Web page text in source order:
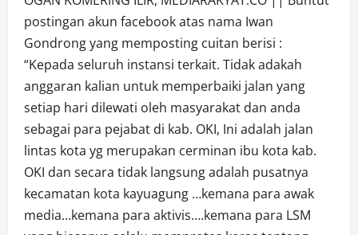
postingan akun facebook atas nama Iwan
Gondrong yang memposting cuitan berisi :
“Kepada seluruh instansi terkait. Tidak adakah
anggaran kalian untuk memperbaiki jalan yang
setiap hari dilewati oleh masyarakat dan anda
sebagai para pejabat di kab. OKI, Ini adalah jalan
lintas kota yg merupakan cerminan ibu kota kab.
OKI dan secara tidak langsung adalah pusatnya
kecamatan kota kayuagung …kemana para awak
media…kemana para aktivis….kemana para LSM